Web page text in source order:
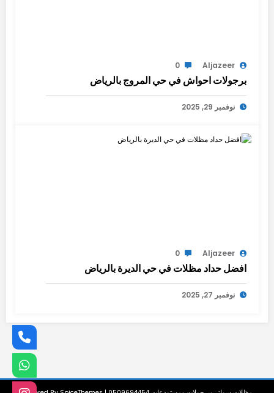
Aljazeer
0
برجولات احواش في حي المروج بالرياض
نوفمبر 29, 2025
Aljazeer
0
افضل حداد مظلات في حي الديرة بالرياض
نوفمبر 27, 2025